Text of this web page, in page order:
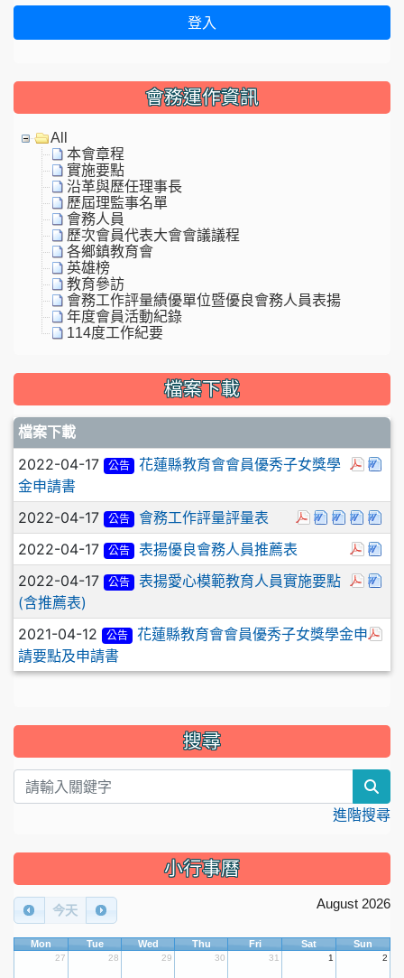
登入
會務運作資訊
All
本會章程
實施要點
沿革與歷任理事長
歷屆理監事名單
會務人員
歷次會員代表大會會議議程
各鄉鎮教育會
英雄榜
教育參訪
會務工作評量績優單位暨優良會務人員表揚
年度會員活動紀錄
114度工作紀要
檔案下載
檔案下載
於彈
2022-04-17 公告
花蓮縣教育會會員優秀子女獎學
金申請書
於彈跳視窗
下載：鄉
下載：
下載
2022-04-17 公告
會務工作評量評量表
於彈
2022-04-17 公告
表揚優良會務人員推薦表
於彈
2022-04-17 公告
表揚愛心模範教育人員實施要點
(含推薦表)
2021-04-12 公告
花蓮縣教育會會員優秀子女獎學金申
請要點及申請書
搜尋
進階搜尋
小行事曆
今天 August 2026
Mon Tue Wed Thu Fri Sat Sun
27 28 29 30 31 1 2